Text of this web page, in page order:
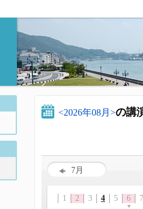
<2026年08月>の講
7月
1 2 3 4 5 6 7